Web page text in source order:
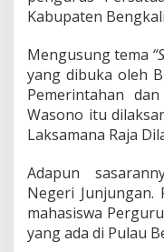
Kabupaten
Mengusung tema
yang dibuka oleh
Pemerintahan
Wasono itu
Laksamana Raja
Adapun
Negeri Junjungan.
mahasiswa
yang ada di Pulau